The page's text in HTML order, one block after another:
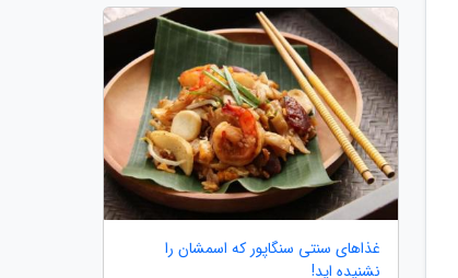
غذاهای سنتی سنگاپور که اسمشان را
نشنیده اید!